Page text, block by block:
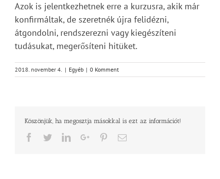
Azok is jelentkezhetnek erre a kurzusra, akik már
konfirmáltak, de szeretnék újra felidézni,
átgondolni, rendszerezni vagy kiegészíteni
tudásukat, megerősíteni hitüket.
2018. november 4. | Egyéb | 0 Komment
Köszönjük, ha megosztja másokkal is ezt az információt!
Facebook
TwitterLinkedInGoogle+PinterestEmail